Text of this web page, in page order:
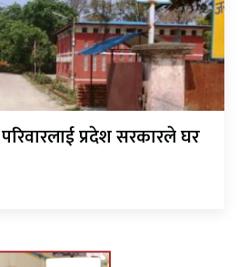
प्रदेश सरकारले घर